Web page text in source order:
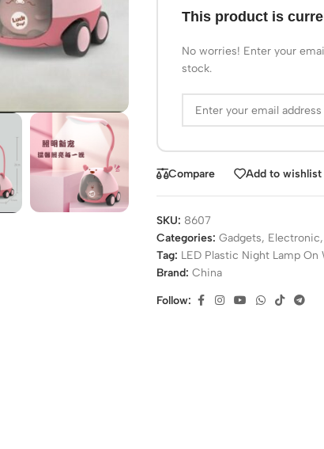
This product is
No worries! Enter your
stock.
Compare Add to wishlist
SKU: 8607
Categories: Gadgets, Electronic,
Tag: LED Plastic Night Lamp On
Brand:China
Follow: